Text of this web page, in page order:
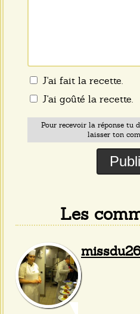
J'ai fait la recette.
J'ai goûté la recette.
Pour recevoir la réponse tu
laisser ton
Les
missdu26